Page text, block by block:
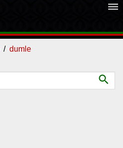
dehaze
dumle
search